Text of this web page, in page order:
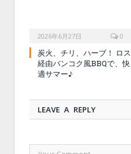
2026年6月27日 0
炭火、チリ、ハーブ！ ロス
経由バンコク風BBQで、快
適サマー♪
LEAVE A REPLY